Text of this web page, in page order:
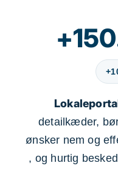
detailkæder,
ønsker nem og
, og hurtig